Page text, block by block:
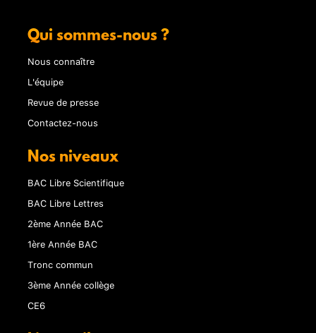
Qui sommes-nous ?
Nous connaître
L'équipe
Revue de presse
Contactez-nous
Nos niveaux
BAC Libre Scientifique
BAC Libre Lettres
2ème Année BAC
1ère Année BAC
Tronc commun
3ème Année collège
CE6